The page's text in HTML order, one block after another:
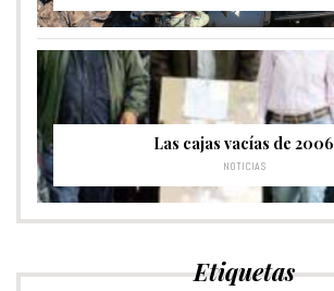
Las cajas vacías de 2006
NOTICIAS
Etiquetas